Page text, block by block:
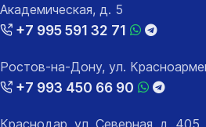
Академическая, д. 5
+7 995 591 32 71
Ростов-на-Дону, ул.
+7 993 450 66 90
Краснодар, ул. Северная, д. 405